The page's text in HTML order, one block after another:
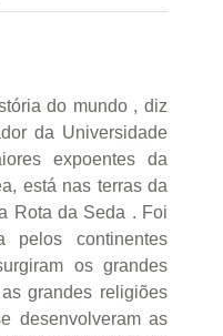
do mundo , diz
da Universidade
expoentes da
está nas terras da
Rota da Seda . Foi
pelos continentes
os grandes
grandes religiões
desenvolveram as